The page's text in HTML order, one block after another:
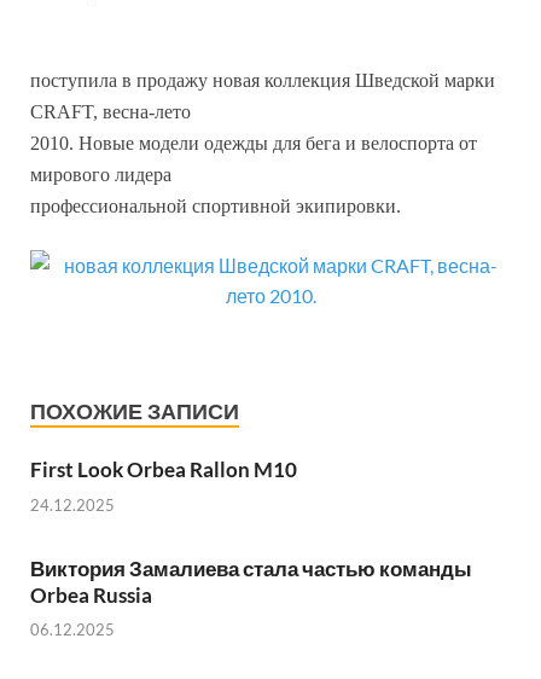
поступила в продажу новая коллекция Шведской марки
CRAFT, весна-лето
2010. Новые модели одежды для бега и велоспорта от
мирового лидера
профессиональной спортивной экипировки.
ПОХОЖИЕ ЗАПИСИ
First Look Orbea Rallon M10
24.12.2025
Виктория Замалиева стала частью команды
Orbea Russia
06.12.2025